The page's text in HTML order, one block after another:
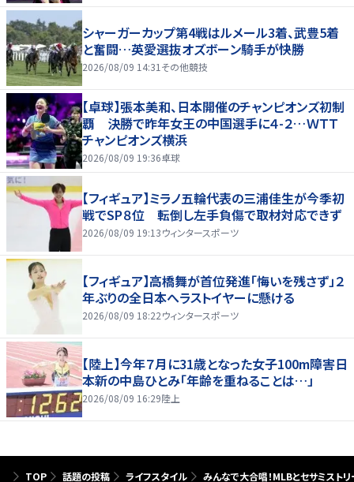
シャーガーカップ第4戦はルメール3着、武豊5着
と奮闘…英愛選抜オズボーン騎手が快勝
2026/08/09 14:31 その他競技
【卓球】張本美和、日本開催のチャンピオンズ初制
覇 決勝で昨年女王の中国選手に４-２…ＷＴＴ
チャンピオンズ横浜
2026/08/09 19:36卓球
【フィギュア】ミラノ五輪代表の三浦佳生が今季初
戦でSP８位 転倒し左手負傷で取材対応できず
2026/08/09 19:13ウィンタースポーツ
【フィギュア】高橋舞が首位発進「悔いを残さず」２
年ぶりの全日本へラストイヤーに懸ける
2026/08/09 18:22ウィンタースポーツ
【陸上】今年７月に31歳となった女子100m障害日
本新の中島ひとみ「年齢を重ねることは…」
2026/08/09 16:29陸上
TOP 話題の投稿 ライフスタイル みんなで大合唱！MLBとセサミスト